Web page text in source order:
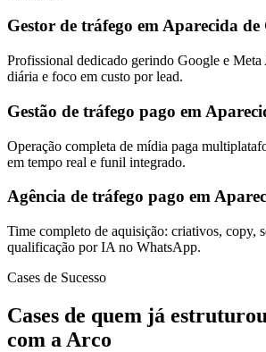
Gestor de tráfego em Aparecida
Profissional dedicado gerindo Google e
diária e foco em custo por lead.
Gestão de tráfego pago em
Operação completa de mídia paga
em tempo real e funil integrado.
Agência de tráfego pago em
Time completo de aquisição: criativos, copy,
qualificação por IA no WhatsApp.
Cases de Sucesso
Cases de quem já
com a Arco